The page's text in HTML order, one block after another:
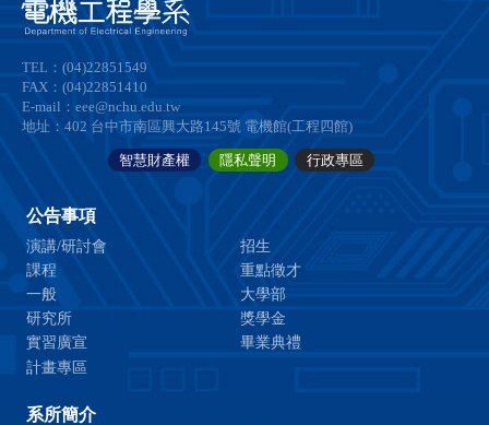
TEL：(04)22851549
FAX：(04)22851410
E-mail：eee@nchu.edu.tw
地址：402 台中市南區興大路145號 電機館(工程四館)
智慧財產權 隱私聲明 行政專區
公告事項
演講/研討會
招生
課程
重點徵才
一般
大學部
研究所
獎學金
實習廣宣
畢業典禮
計畫專區
系所簡介